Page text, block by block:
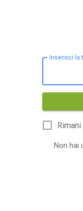
Inserisci la
Non hai